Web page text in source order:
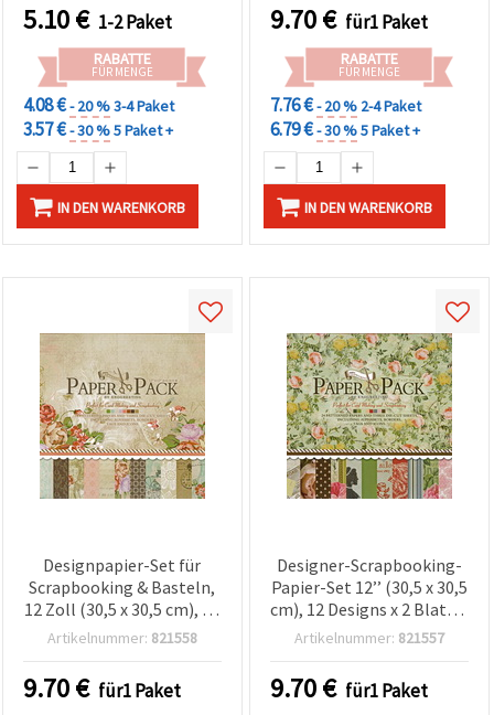
5.10€ 1-2 Paket
RABATTE
FÜR MENGE
4.08 €- 20 %3-4 Paket
3.57 €- 30 %5 Paket +
IN DEN WARENKORB
9.70€ für1 Paket
RABATTE
FÜR MENGE
7.76 €- 20 % 2-4 Paket
6.79 €- 30 %5 Paket +
IN DEN WARENKORB
Designpapier-Set für
Scrapbooking & Basteln,
12 Zoll (30,5 x 30,5 cm), 12
Designs x je 2 Bögen + 3
Artikelnummer: 821558
9.70€ für1 Paket
Designer-Scrapbooking-
Papier-Set 12’’ (30,5 x 30,5
cm), 12 Designs x 2 Blatt +
3 Stanzbögen (Die-Cut),
Artikelnummer: 821557
9.70€ für1 Paket